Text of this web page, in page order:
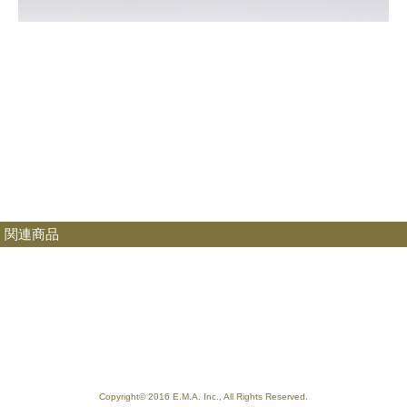
関連商品
Copyright© 2016 E.M.A. Inc., All Rights Reserved.